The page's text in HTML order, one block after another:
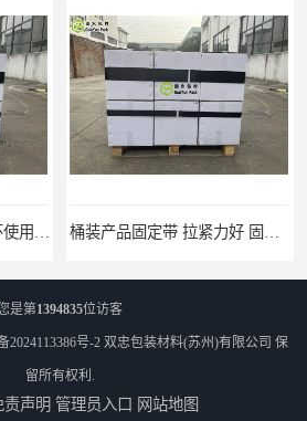
是第1394835位访客
2024113386号-2 双忠包装材料(苏州)有限公司 保
留所有权利.
责声明 管理员入口 网站地图